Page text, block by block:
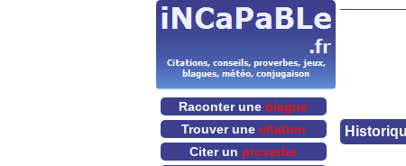
Raconter une blague
Trouver une citation
Citer un proverbe